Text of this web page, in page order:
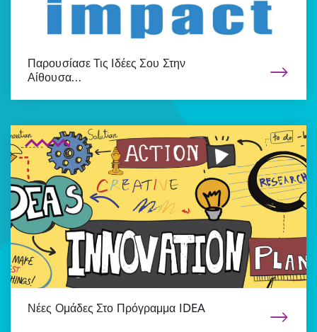
Παρουσίασε Τις Ιδέες Σου Στην
Αίθουσα…
Νέες Ομάδες Στο Πρόγραμμα IDEA